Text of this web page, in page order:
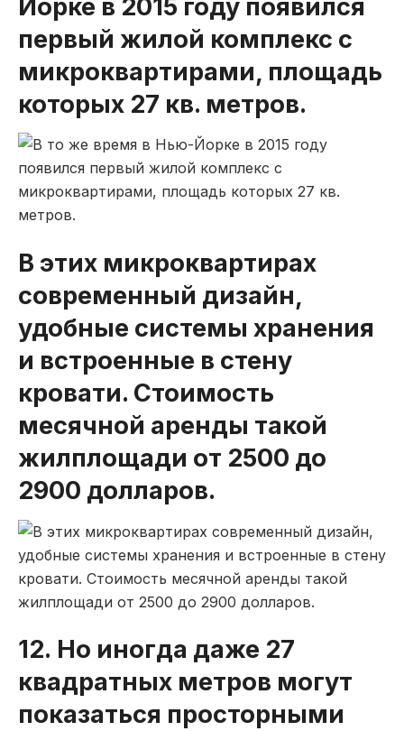
Йорке в 2015 году появился
первый жилой комплекс с
микроквартирами, площадь
которых 27 кв. метров.
В этих микроквартирах
современный дизайн,
удобные системы хранения
и встроенные в стену
кровати. Стоимость
месячной аренды такой
жилплощади от 2500 до
2900 долларов.
12. Но иногда даже 27
квадратных метров могут
показаться просторными